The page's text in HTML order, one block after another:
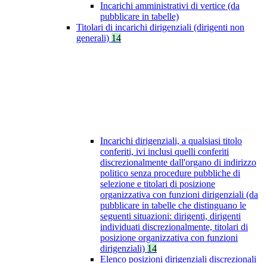
Incarichi amministrativi di vertice (da
pubblicare in tabelle)
Titolari di incarichi dirigenziali (dirigenti non
generali) 14
Incarichi dirigenziali, a qualsiasi titolo
conferiti, ivi inclusi quelli conferiti
discrezionalmente dall'organo di indirizzo
politico senza procedure pubbliche di
selezione e titolari di posizione
organizzativa con funzioni dirigenziali (da
pubblicare in tabelle che distinguano le
seguenti situazioni: dirigenti, dirigenti
individuati discrezionalmente, titolari di
posizione organizzativa con funzioni
dirigenziali) 14
Elenco posizioni dirigenziali discrezionali